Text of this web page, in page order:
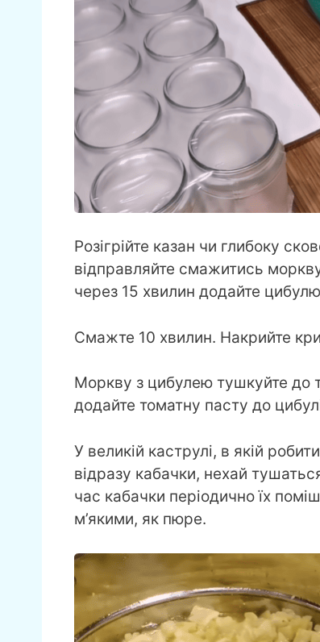
Розігрійте казан чи глибоку
відправляйте смажитись
через 15 хвилин додайте
Смажте 10 хвилин. Накрийте
Моркву з цибулею тушкуйте до
додайте томатну пасту до
У великій каструлі, в якій
відразу кабачки, нехай
час кабачки періодично їх
м’якими, як пюре.